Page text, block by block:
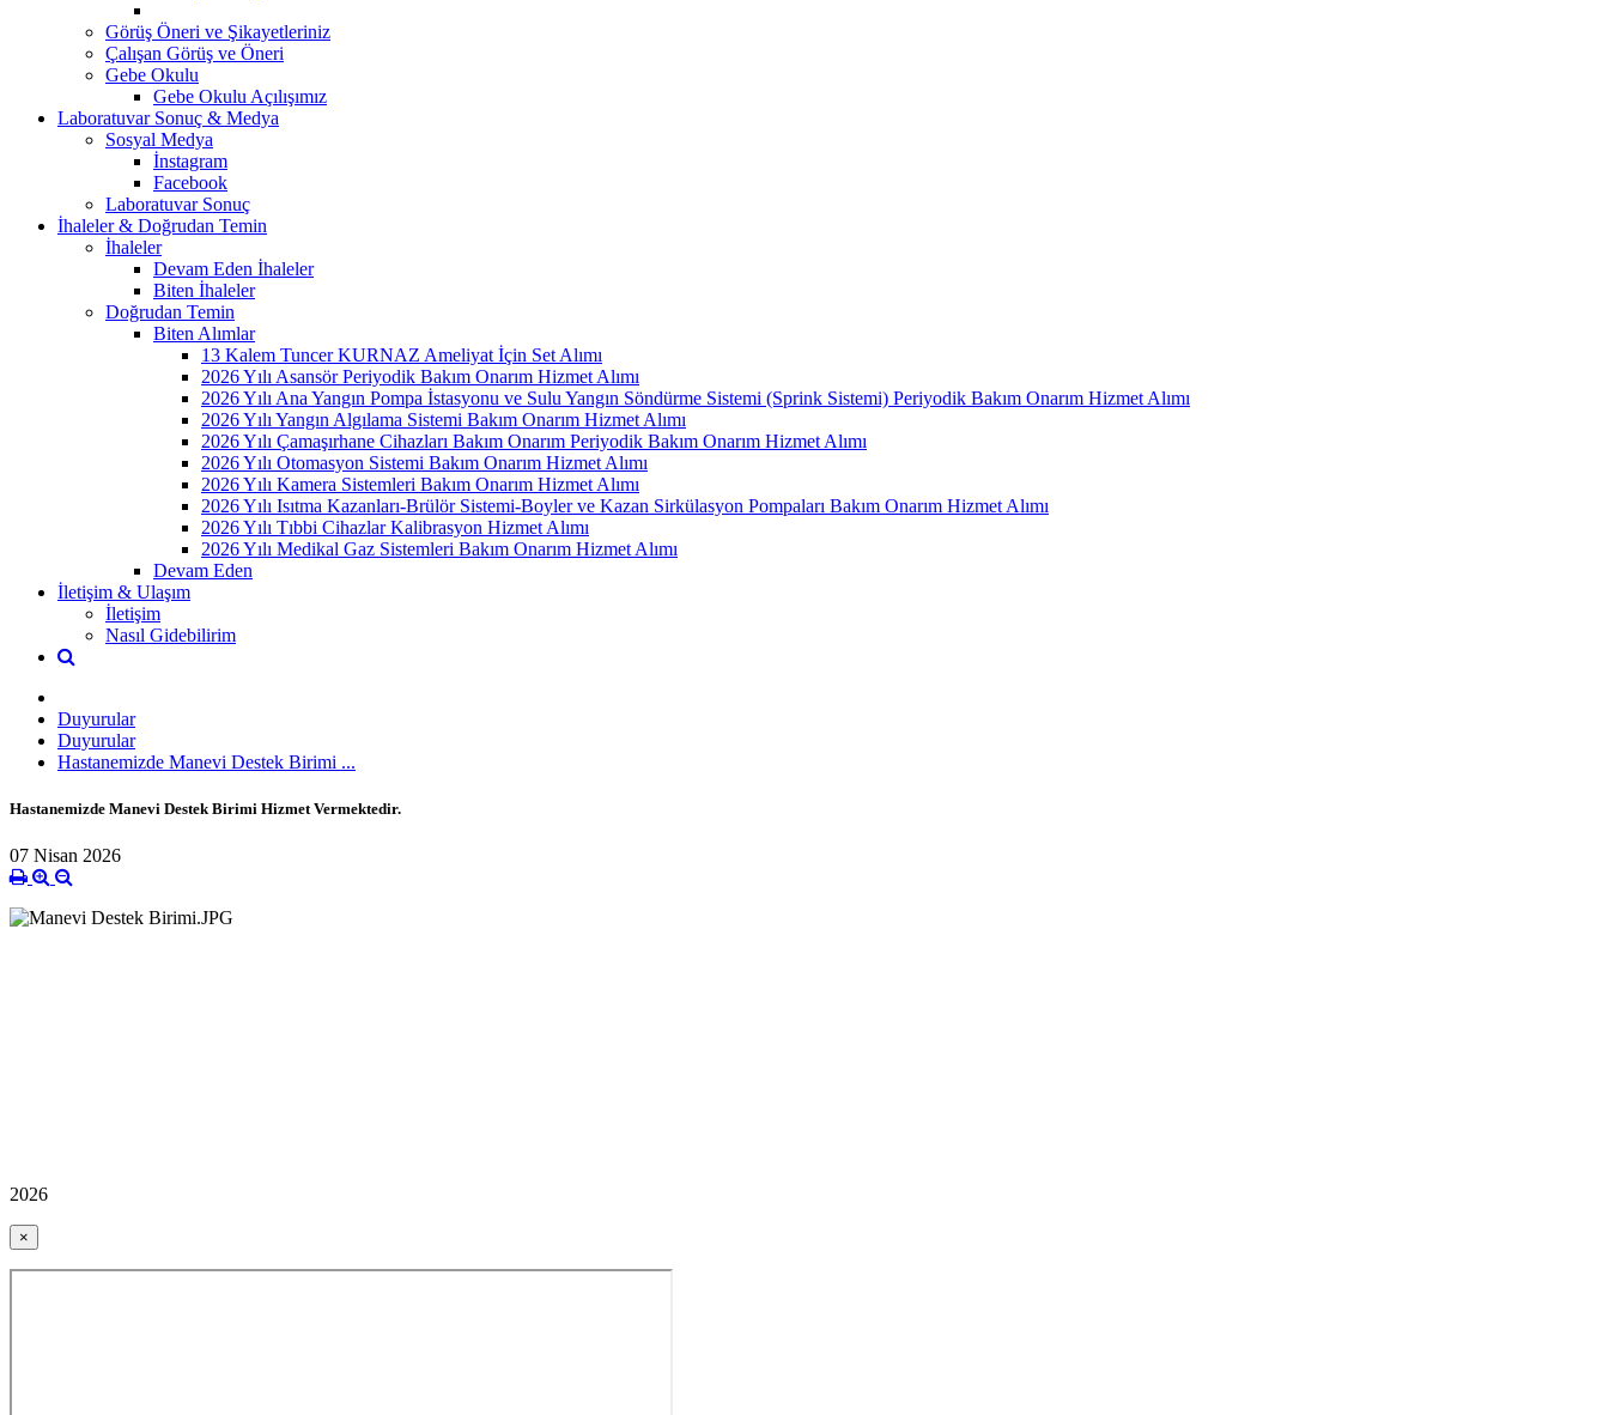
Görüş Öneri ve Şikayetleriniz
Çalışan Görüş ve Öneri
Gebe Okulu
Gebe Okulu Açılışımız
Laboratuvar Sonuç & Medya
Sosyal Medya
İnstagram
Facebook
Laboratuvar Sonuç
İhaleler & Doğrudan Temin
İhaleler
Devam Eden İhaleler
Biten İhaleler
Doğrudan Temin
Biten Alımlar
13 Kalem Tuncer KURNAZ Ameliyat İçin Set Alımı
2026 Yılı Asansör Periyodik Bakım Onarım Hizmet Alımı
2026 Yılı Ana Yangın Pompa İstasyonu ve Sulu Yangın Söndürme Sistemi (Sprink Sistemi) Periyodik Bakım Onarım Hizmet Alımı
2026 Yılı Yangın Algılama Sistemi Bakım Onarım Hizmet Alımı
2026 Yılı Çamaşırhane Cihazları Bakım Onarım Periyodik Bakım Onarım Hizmet Alımı
2026 Yılı Otomasyon Sistemi Bakım Onarım Hizmet Alımı
2026 Yılı Kamera Sistemleri Bakım Onarım Hizmet Alımı
2026 Yılı Isıtma Kazanları-Brülör Sistemi-Boyler ve Kazan Sirkülasyon Pompaları Bakım Onarım Hizmet Alımı
2026 Yılı Tıbbi Cihazlar Kalibrasyon Hizmet Alımı
2026 Yılı Medikal Gaz Sistemleri Bakım Onarım Hizmet Alımı
Devam Eden
İletişim & Ulaşım
İletişim
Nasıl Gidebilirim
Duyurular
Duyurular
Hastanemizde Manevi Destek Birimi ...
Hastanemizde Manevi Destek Birimi Hizmet Vermektedir.
07 Nisan 2026
2026
×